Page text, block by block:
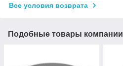
Все условия возврата
Подобные товары компании